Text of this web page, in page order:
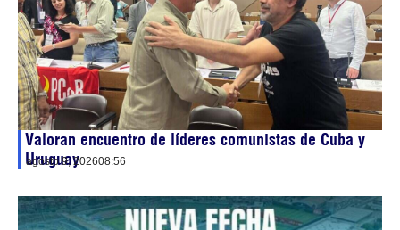
Valoran encuentro de líderes comunistas de Cuba y
Uruguay
agosto 9, 202608:56